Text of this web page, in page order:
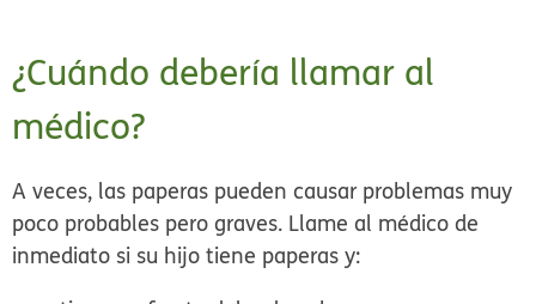
¿Cuándo debería llamar al
médico?
A veces, las paperas pueden causar problemas muy
poco probables pero graves. Llame al médico de
inmediato si su hijo tiene paperas y: